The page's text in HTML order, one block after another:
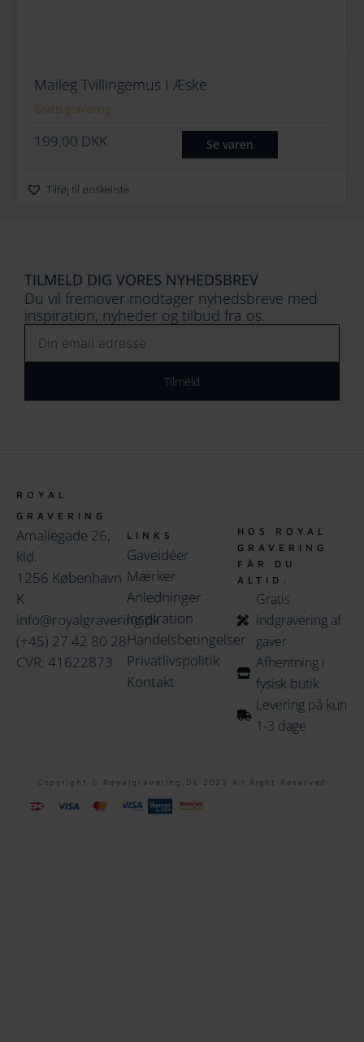
Maileg Tvillingemus I Æske
Gratis gravering
199.00 DKK Se varen
Tilføj til ønskeliste
TILMELD DIG VORES NYHEDSBREV
Du vil fremover modtager nyhedsbreve med
inspiration, nyheder og tilbud fra os.
Email
Tilmeld
ROYAL
GRAVERING
Amaliegade 26,
kld.
1256 København
K
info@royalgravering.dk
(+45) 27 42 80 28
CVR: 41622873
LINKS
Gaveidéer
Mærker
Anledninger
Inspiration
Handelsbetingelser
Privatlivspolitik
Kontakt
HOS ROYAL
GRAVERING
FÅR DU
ALTID:
Gratis
indgravering af
gaver
Afhentning i
fysisk butik
Levering på kun
1-3 dage
Copyright © Royalgravering.dk 2023 All Right Reserved